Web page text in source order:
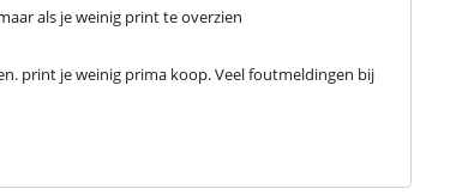
als je weinig print te overzien
print je weinig prima koop. Veel foutmeldingen bij